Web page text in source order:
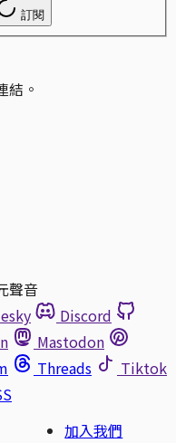
訂閱
結。
聲音
Discord
Mastodon
Threads
Tiktok
加入我們